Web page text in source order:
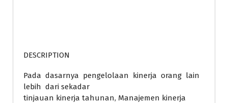
DESCRIPTION
Pada dasarnya pengelolaan kinerja orang lain
lebih dari sekadar
tinjauan kinerja tahunan, Manajemen kinerja